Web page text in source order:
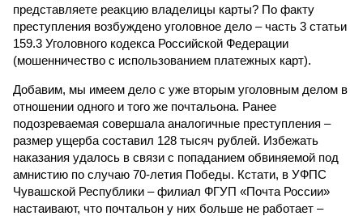
представляете реакцию владелицы карты? По факту
преступления возбуждено уголовное дело – часть 3 статьи
159.3 Уголовного кодекса Российской Федерации
(мошенничество с использованием платежных карт).
Добавим, мы имеем дело с уже вторым уголовным делом в
отношении одного и того же почтальона. Ранее
подозреваемая совершала аналогичные преступления –
размер ущерба составил 128 тысяч рублей. Избежать
наказания удалось в связи с попаданием обвиняемой под
амнистию по случаю 70-летия Победы. Кстати, в УФПС
Чувашской Республики – филиал ФГУП «Почта России»
настаивают, что почтальон у них больше не работает –